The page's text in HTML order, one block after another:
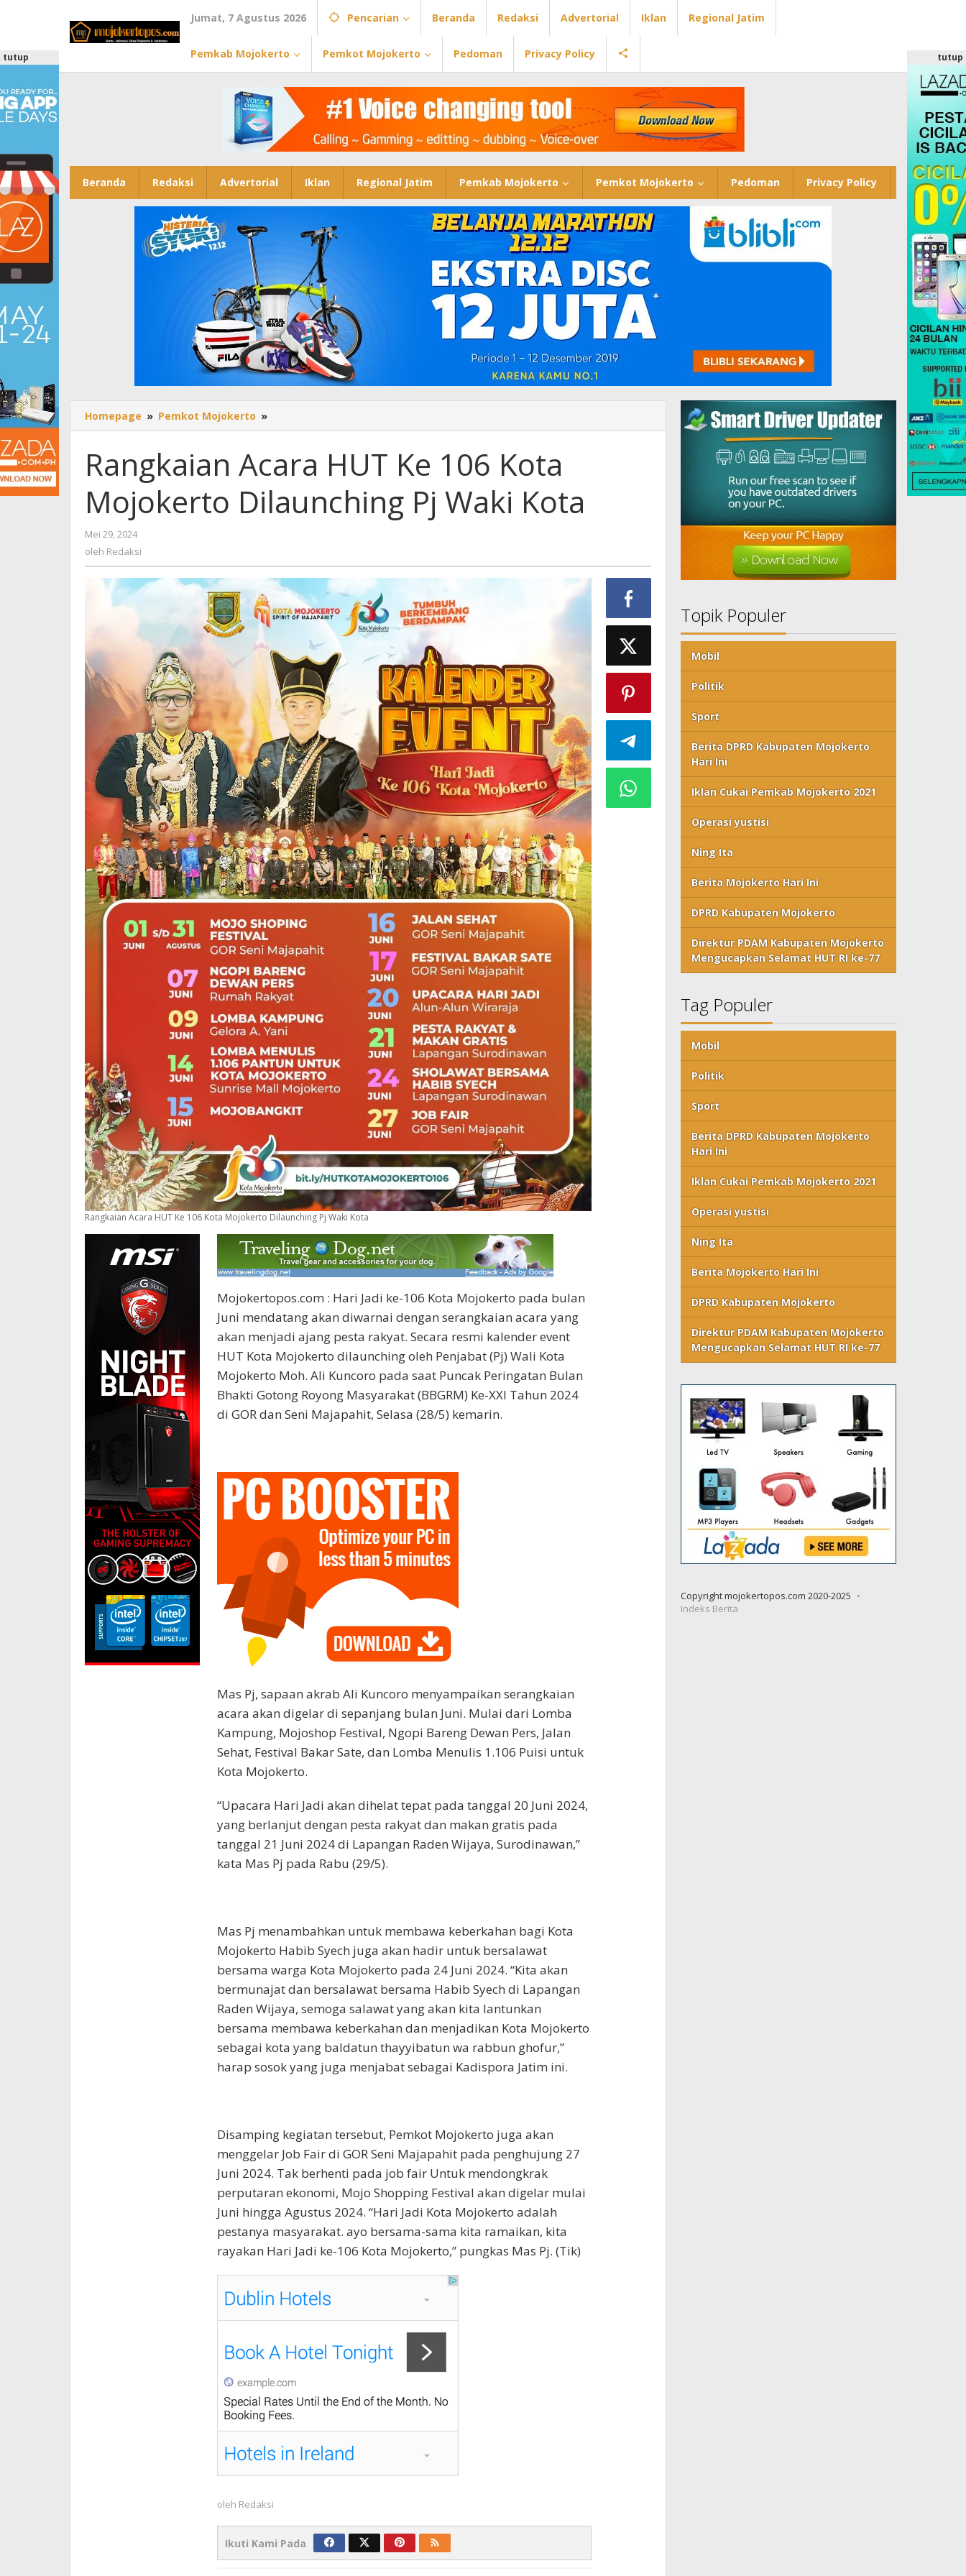
Jumat, 7 Agustus 2026 Pencarian Beranda Redaksi Advertorial Iklan Regional Jatim
Pemkab Mojokerto Pemkot Mojokerto Pedoman Privacy Policy
Beranda Redaksi Advertorial Iklan Regional Jatim Pemkab Mojokerto Pemkot Mojokerto Pedoman Privacy Policy
tutup tutup
Homepage » Pemkot Mojokerto »
Acara
Ke
106
Kota
Mojokerto
Kota
Rangkaian Acara HUT Ke 106 Kota
Mojokerto Dilaunching Pj Waki Kota
Mei 29, 2024
oleh Redaksi
Rangkaian Acara HUT Ke 106 Kota Mojokerto Dilaunching Pj Waki Kota
Mojokertopos.com : Hari Jadi ke-106 Kota Mojokerto pada bulan
Juni mendatang akan diwarnai dengan serangkaian acara yang
akan menjadi ajang pesta rakyat. Secara resmi kalender event
HUT Kota Mojokerto dilaunching oleh Penjabat (Pj) Wali Kota
Mojokerto Moh. Ali Kuncoro pada saat Puncak Peringatan Bulan
Bhakti Gotong Royong Masyarakat (BBGRM) Ke-XXI Tahun 2024
di GOR dan Seni Majapahit, Selasa (28/5) kemarin.
Mas Pj, sapaan akrab Ali Kuncoro menyampaikan serangkaian
acara akan digelar di sepanjang bulan Juni. Mulai dari Lomba
Kampung, Mojoshop Festival, Ngopi Bareng Dewan Pers, Jalan
Sehat, Festival Bakar Sate, dan Lomba Menulis 1.106 Puisi untuk
Kota Mojokerto.
“Upacara Hari Jadi akan dihelat tepat pada tanggal 20 Juni 2024,
yang berlanjut dengan pesta rakyat dan makan gratis pada
tanggal 21 Juni 2024 di Lapangan Raden Wijaya, Surodinawan,”
kata Mas Pj pada Rabu (29/5).
Mas Pj menambahkan untuk membawa keberkahan bagi Kota
Mojokerto Habib Syech juga akan hadir untuk bersalawat
bersama warga Kota Mojokerto pada 24 Juni 2024. “Kita akan
bermunajat dan bersalawat bersama Habib Syech di Lapangan
Raden Wijaya, semoga salawat yang akan kita lantunkan
bersama membawa keberkahan dan menjadikan Kota Mojokerto
sebagai kota yang baldatun thayyibatun wa rabbun ghofur,”
harap sosok yang juga menjabat sebagai Kadispora Jatim ini.
Disamping kegiatan tersebut, Pemkot Mojokerto juga akan
menggelar Job Fair di GOR Seni Majapahit pada penghujung 27
Juni 2024. Tak berhenti pada job fair Untuk mendongkrak
perputaran ekonomi, Mojo Shopping Festival akan digelar mulai
Juni hingga Agustus 2024. “Hari Jadi Kota Mojokerto adalah
pestanya masyarakat. ayo bersama-sama kita ramaikan, kita
rayakan Hari Jadi ke-106 Kota Mojokerto,” pungkas Mas Pj. (Tik)
oleh Redaksi
Ikuti Kami Pada
Topik Populer
Mobil
Politik
Sport
Berita DPRD Kabupaten Mojokerto
Hari Ini
Iklan Cukai Pemkab Mojokerto 2021
Operasi yustisi
Ning Ita
Berita Mojokerto Hari Ini
DPRD Kabupaten Mojokerto
Direktur PDAM Kabupaten Mojokerto
Mengucapkan Selamat HUT RI ke-77
Tag Populer
Mobil
Politik
Sport
Berita DPRD Kabupaten Mojokerto
Hari Ini
Iklan Cukai Pemkab Mojokerto 2021
Operasi yustisi
Ning Ita
Berita Mojokerto Hari Ini
DPRD Kabupaten Mojokerto
Direktur PDAM Kabupaten Mojokerto
Mengucapkan Selamat HUT RI ke-77
Copyright mojokertopos.com 2020-2025
Indeks Berita